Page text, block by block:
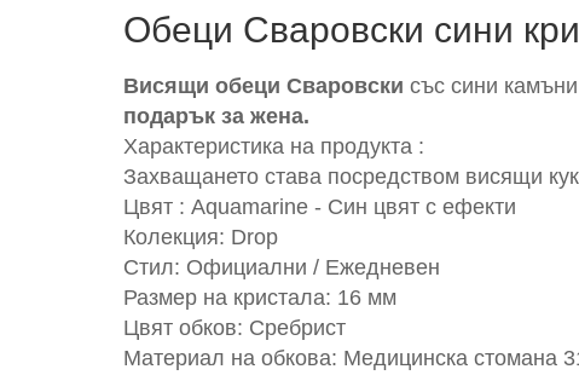
Обеци Сваровски сини
Висящи обеци Сваровски със сини
подарък за жена.
Характеристика на продукта :
Захващането става посредством висящи
Цвят : Aquamarine - Син цвят с ефекти
Колекция: Drop
Стил: Официални / Ежедневен
Размер на кристала: 16 мм
Цвят обков: Сребрист
Материал на обкова: Медицинска стомана